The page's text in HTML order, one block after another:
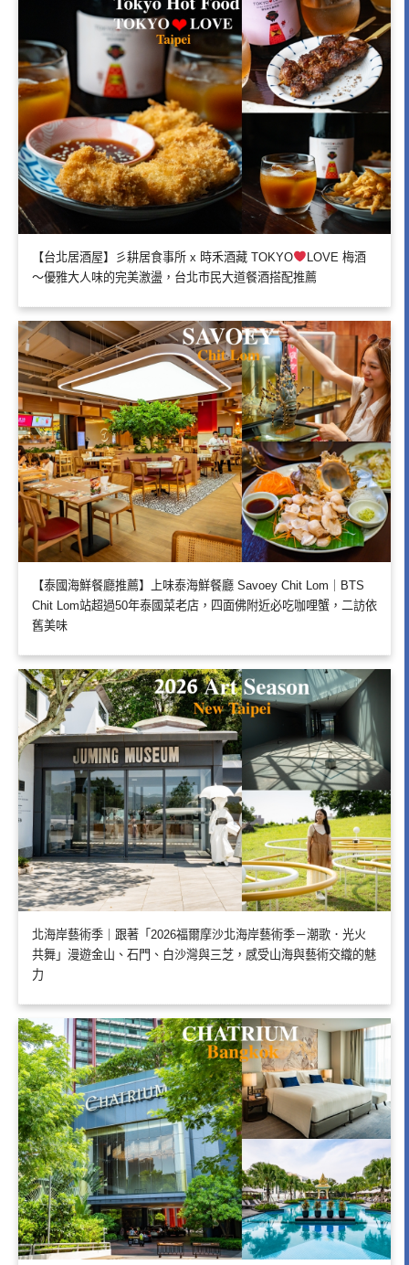
【台北居酒屋】彡耕居食事所 x 時禾酒藏 TOKYO
LOVE 梅酒
～優雅大人味的完美激盪，台北市民大道餐酒搭配推薦
【泰國海鮮餐廳推薦】上味泰海鮮餐廳 Savoey Chit Lom｜BTS
Chit Lom站超過50年泰國菜老店，四面佛附近必吃咖哩蟹，二訪依
舊美味
北海岸藝術季｜跟著「2026福爾摩沙北海岸藝術季－潮歌．光火
共舞」漫遊金山、石門、白沙灣與三芝，感受山海與藝術交織的魅
力